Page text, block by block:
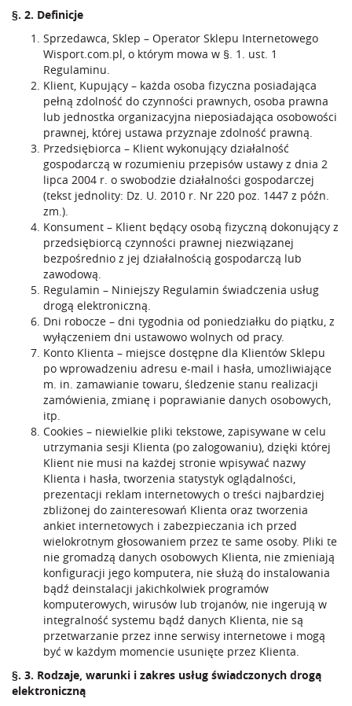
§. 2. Definicje
Sprzedawca, Sklep – Operator Sklepu Internetowego
Wisport.com.pl, o którym mowa w §. 1. ust. 1
Regulaminu.
Klient, Kupujący – każda osoba fizyczna posiadająca
pełną zdolność do czynności prawnych, osoba prawna
lub jednostka organizacyjna nieposiadająca osobowości
prawnej, której ustawa przyznaje zdolność prawną.
Przedsiębiorca – Klient wykonujący działalność
gospodarczą w rozumieniu przepisów ustawy z dnia 2
lipca 2004 r. o swobodzie działalności gospodarczej
(tekst jednolity: Dz. U. 2010 r. Nr 220 poz. 1447 z późn.
zm.).
Konsument – Klient będący osobą fizyczną dokonujący z
przedsiębiorcą czynności prawnej niezwiązanej
bezpośrednio z jej działalnością gospodarczą lub
zawodową.
Regulamin – Niniejszy Regulamin świadczenia usług
drogą elektroniczną.
Dni robocze – dni tygodnia od poniedziałku do piątku, z
wyłączeniem dni ustawowo wolnych od pracy.
Konto Klienta – miejsce dostępne dla Klientów Sklepu
po wprowadzeniu adresu e-mail i hasła, umożliwiające
m. in. zamawianie towaru, śledzenie stanu realizacji
zamówienia, zmianę i poprawianie danych osobowych,
itp.
Cookies – niewielkie pliki tekstowe, zapisywane w celu
utrzymania sesji Klienta (po zalogowaniu), dzięki której
Klient nie musi na każdej stronie wpisywać nazwy
Klienta i hasła, tworzenia statystyk oglądalności,
prezentacji reklam internetowych o treści najbardziej
zbliżonej do zainteresowań Klienta oraz tworzenia
ankiet internetowych i zabezpieczania ich przed
wielokrotnym głosowaniem przez te same osoby. Pliki te
nie gromadzą danych osobowych Klienta, nie zmieniają
konfiguracji jego komputera, nie służą do instalowania
bądź deinstalacji jakichkolwiek programów
komputerowych, wirusów lub trojanów, nie ingerują w
integralność systemu bądź danych Klienta, nie są
przetwarzanie przez inne serwisy internetowe i mogą
być w każdym momencie usunięte przez Klienta.
§. 3. Rodzaje, warunki i zakres usług świadczonych drogą
elektroniczną